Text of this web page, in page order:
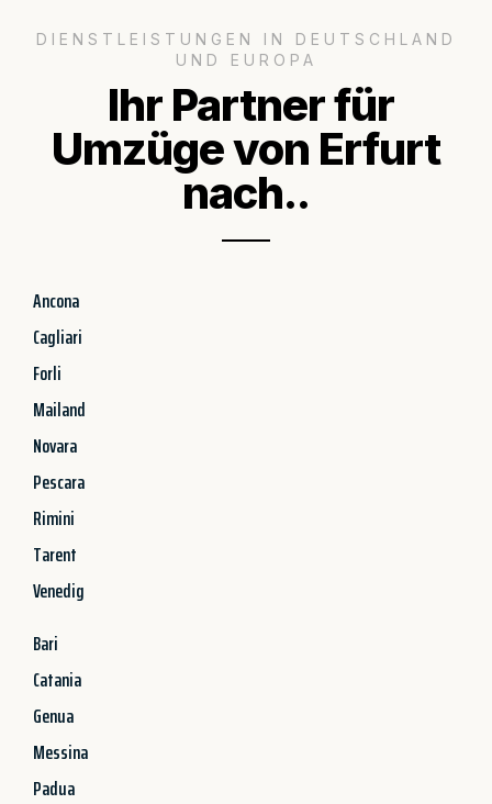
DIENSTLEISTUNGEN IN DEUTSCHLAND
UND EUROPA
Ihr Partner für
Umzüge von Erfurt
nach..
Ancona
Cagliari
Forli
Mailand
Novara
Pescara
Rimini
Tarent
Venedig
Bari
Catania
Genua
Messina
Padua